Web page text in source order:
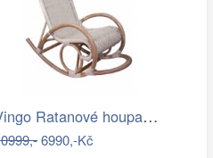
Vingo Ratanové houpací křeslo - bílá…
6990,-Kč